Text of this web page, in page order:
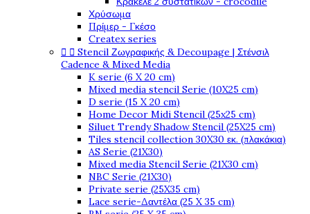
Χρύσωμα
Πρίμερ - Γκέσο
Createx series
  Stencil Ζωγραφικής & Decoupage | Στένσιλ
Cadence & Mixed Media
K serie (6 X 20 cm)
Mixed media stencil Serie (10X25 cm)
D serie (15 X 20 cm)
Home Decor Midi Stencil (25x25 cm)
Siluet Trendy Shadow Stencil (25X25 cm)
Tiles stencil collection 30X30 εκ. (πλακάκια)
AS Serie (21X30)
Mixed media Stencil Serie (21X30 cm)
NBC Serie (21X30)
Private serie (25X35 cm)
Lace serie-Δαντέλα (25 X 35 cm)